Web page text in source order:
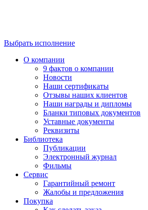
Выбрать исполнение
О компании
9 фактов о компании
Новости
Наши сертификаты
Отзывы наших клиентов
Наши награды и дипломы
Бланки типовых документов
Уставные документы
Реквизиты
Библиотека
Публикации
Электронный журнал
Фильмы
Сервис
Гарантийный ремонт
Жалобы и предложения
Покупка